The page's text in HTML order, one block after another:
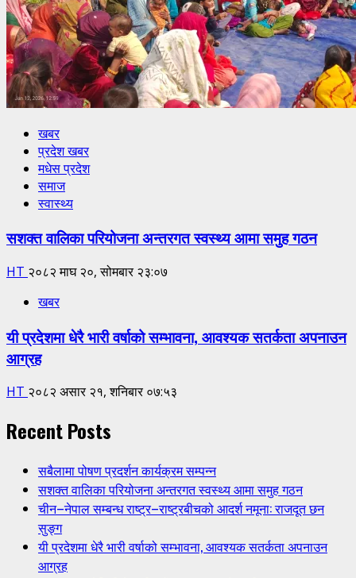
खबर
प्रदेश खबर
मधेस प्रदेश
समाज
स्वास्थ्य
सशक्त वालिका परियोजना अन्तरगत स्वस्थ्य आमा समुह गठन
HT २०८२ माघ २०, सोमबार २३:०७
खबर
यी प्रदेशमा धेरै भारी वर्षाको सम्भावना, आवश्यक सतर्कता अपनाउन
आग्रह
HT २०८२ असार २१, शनिबार ०७:५३
Recent Posts
सबैलामा पोषण प्रदर्शन कार्यक्रम सम्पन्न
सशक्त वालिका परियोजना अन्तरगत स्वस्थ्य आमा समुह गठन
चीन–नेपाल सम्बन्ध राष्ट्र–राष्ट्रबीचको आदर्श नमूना: राजदूत छन
सुङ्ग
यी प्रदेशमा धेरै भारी वर्षाको सम्भावना, आवश्यक सतर्कता अपनाउन
आग्रह